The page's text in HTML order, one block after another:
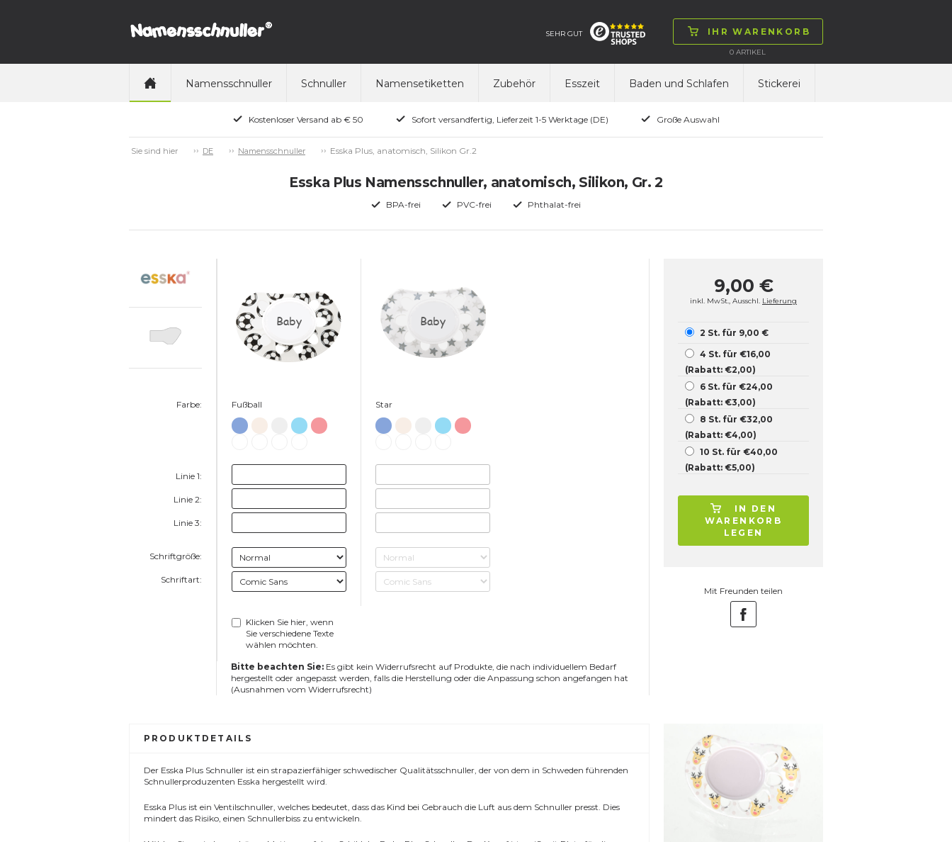
IHR WARENKORB
0ARTIKEL
SEHR GUT
Namensschnuller Schnuller Namensetiketten Zubehör Esszeit Baden und Schlafen Stickerei
Kostenloser Versand ab € 50 Sofort versandfertig, Lieferzeit 1-5 Werktage (DE) Große Auswahl
Sie sind hier DE Namensschnuller Esska Plus, anatomisch, Silikon Gr.2
Esska Plus Namensschnuller, anatomisch, Silikon, Gr. 2
BPA-frei PVC-frei Phthalat-frei
Farbe:
Linie 1:
Linie 2:
Linie 3:
Schriftgröße:
Schriftart:
Baby
Fußball
Klicken Sie hier, wenn
Sie verschiedene Texte
wählen möchten.
Baby
Star
Bitte beachten Sie:Es gibt kein Widerrufsrecht auf Produkte, die nach individuellem Bedarf
hergestellt oder angepasst werden, falls die Herstellung oder die Anpassung schon angefangen hat
(Ausnahmen vom Widerrufsrecht)
9,00 €
inkl. MwSt., Ausschl. Lieferung
2 St. für 9,00 €
4 St. für €16,00
(Rabatt: €2,00)
6 St. für €24,00
(Rabatt: €3,00)
8 St. für €32,00
(Rabatt: €4,00)
10 St. für €40,00
(Rabatt: €5,00)
IN DEN
WARENKORB
LEGEN
Mit Freunden teilen
PRODUKTDETAILS
Der Esska Plus Schnuller ist ein strapazierfähiger schwedischer Qualitätsschnuller, der von dem in Schweden führenden
Schnullerproduzenten Esska hergestellt wird.
Esska Plus ist ein Ventilschnuller, welches bedeutet, dass das Kind bei Gebrauch die Luft aus dem Schnuller presst. Dies
mindert das Risiko, einen Schnullerbiss zu entwickeln.